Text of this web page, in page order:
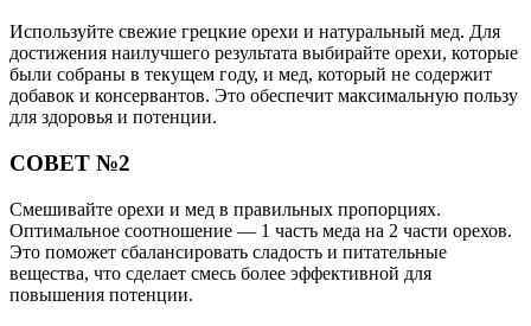
Используйте свежие грецкие орехи и натуральный мед. Для
достижения наилучшего результата выбирайте орехи, которые
были собраны в текущем году, и мед, который не содержит
добавок и консервантов. Это обеспечит максимальную пользу
для здоровья и потенции.
СОВЕТ №2
Смешивайте орехи и мед в правильных пропорциях.
Оптимальное соотношение — 1 часть меда на 2 части орехов.
Это поможет сбалансировать сладость и питательные
вещества, что сделает смесь более эффективной для
повышения потенции.